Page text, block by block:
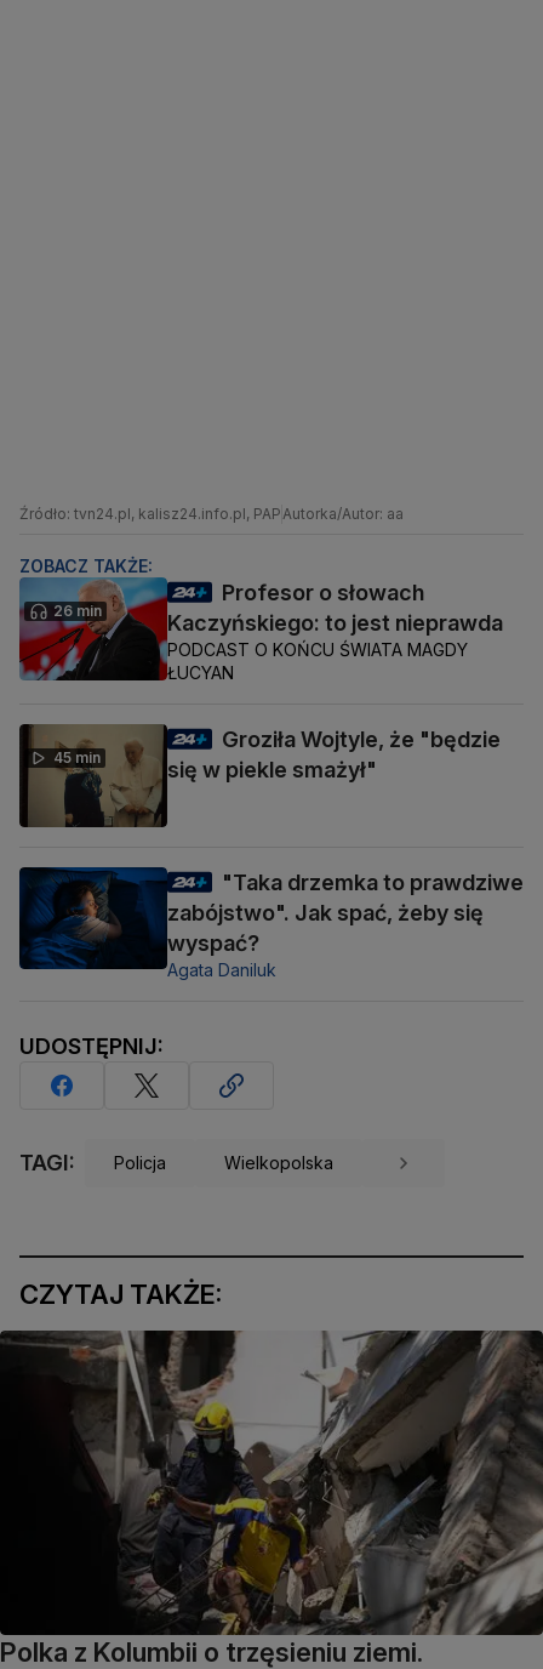
Źródło: tvn24.pl, kalisz24.info.pl, PAPAutorka/Autor: aa
ZOBACZ TAKŻE:
26 min
Profesor o słowach
Kaczyńskiego: to jest nieprawda
PODCAST O KOŃCU ŚWIATA MAGDY
ŁUCYAN
45 min
Groziła Wojtyle, że "będzie
się w piekle smażył"
"Taka drzemka to prawdziwe
zabójstwo". Jak spać, żeby się
wyspać?
Agata Daniluk
UDOSTĘPNIJ:
TAGI: Policja Wielkopolska
CZYTAJ TAKŻE:
Polka z Kolumbii o trzęsieniu ziemi.